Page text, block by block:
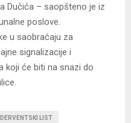
Dučića – saopšteno je iz
poslove.
u saobraćaju za
signalizacije i
koji će biti na snazi do
LIST